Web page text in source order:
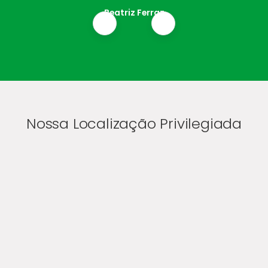
Beatriz Ferraz
Nossa Localização Privilegiada